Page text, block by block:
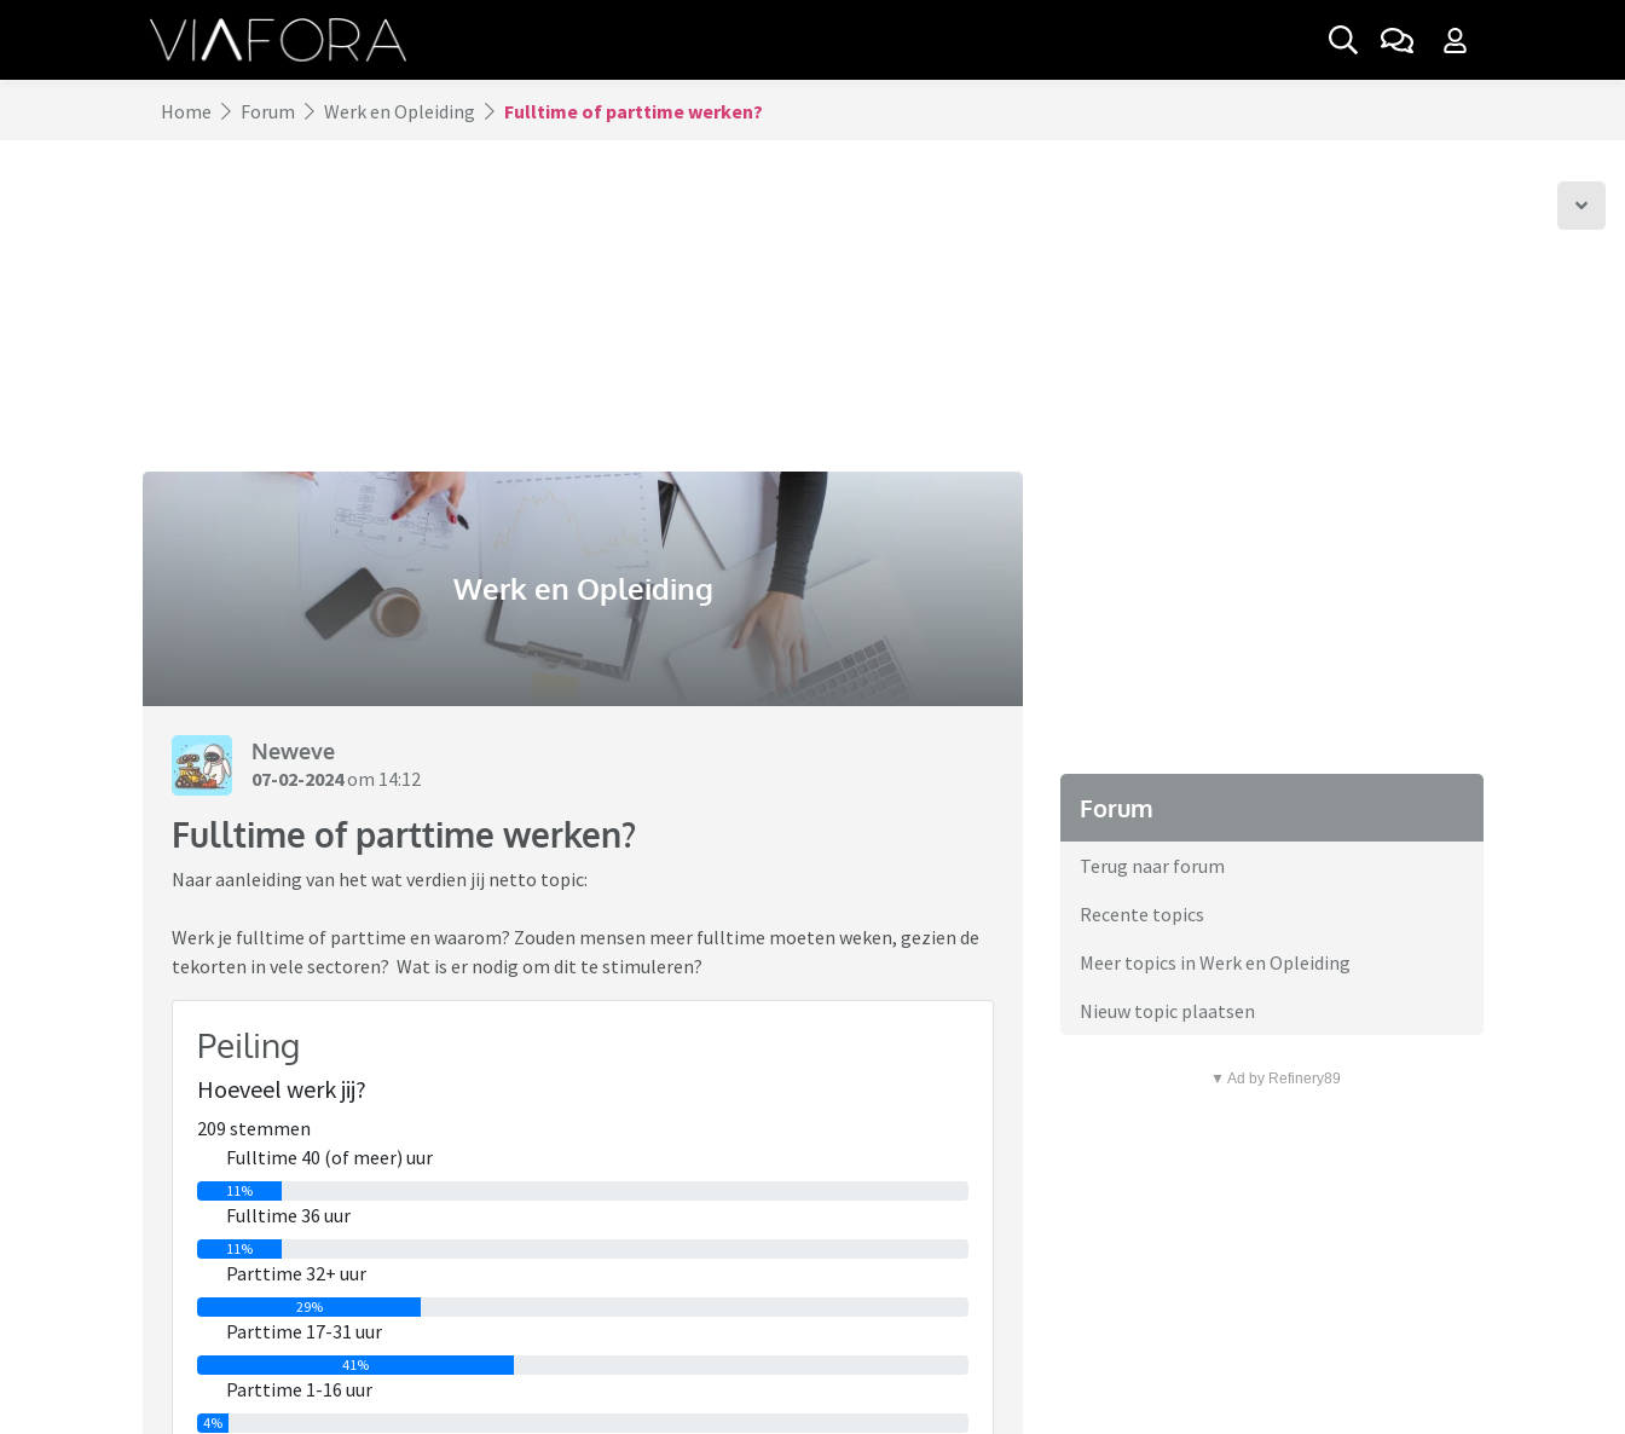
Home Forum Werk en Opleiding Fulltime of parttime werken?
Werk en Opleiding
Neweve
07-02-2024om 14:12
Fulltime of parttime werken?
Naar aanleiding van het wat verdien jij netto topic:
Werk je fulltime of parttime en waarom? Zouden mensen meer fulltime moeten weken, gezien de
tekorten in vele sectoren? Wat is er nodig om dit te stimuleren?
Peiling
Hoeveel werk jij?
209 stemmen
Fulltime 40 (of meer) uur
11%
Fulltime 36 uur
11%
Parttime 32+ uur
29%
Parttime 17-31 uur
41%
Parttime 1-16 uur
4%
Forum
Terug naar forum
Recente topics
Meer topics in Werk en Opleiding
Nieuw topic plaatsen
▼ Ad by Refinery89